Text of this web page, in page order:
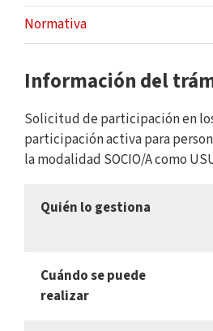
Normativa
Información del
Solicitud de participación en
participación activa para
la modalidad SOCIO/A como
Quién lo gestiona
Cuándo se puede
realizar